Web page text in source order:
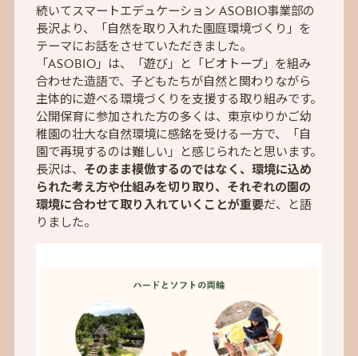
続いてスマートエデュケーション ASOBIO事業部の
長沢より、「自然を取り入れた園庭環境づくり」を
テーマにお話をさせていただきました。
「ASOBIO」は、「遊び」と「ビオトープ」を組み
合わせた造語で、子どもたちが自然と関わりながら
主体的に遊べる環境づくりを支援する取り組みです。
公開保育に参加された方の多くは、東京ゆりかご幼
稚園の壮大な自然環境に感銘を受ける一方で、「自
園で再現するのは難しい」と感じられたと思います。
長沢は、 そのまま模倣するのではなく、環境に込め
られた考え方や仕組みを切り取り、それぞれの園の
環境に合わせて取り入れていくことが重要だ、と語
りました。